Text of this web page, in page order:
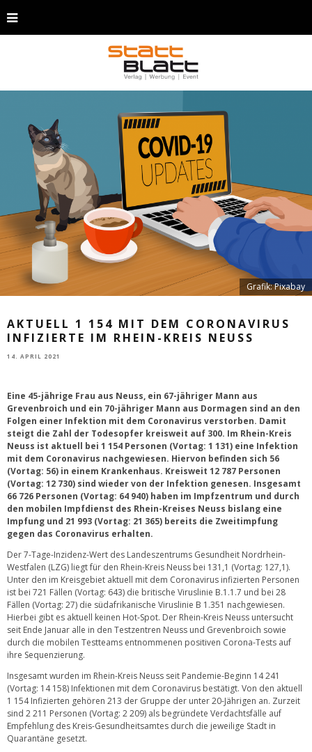
Grafik: Pixabay
AKTUELL 1 154 MIT DEM CORONAVIRUS
INFIZIERTE IM RHEIN-KREIS NEUSS
14. APRIL 2021
Eine 45-jährige Frau aus Neuss, ein 67-jähriger Mann aus
Grevenbroich und ein 70-jähriger Mann aus Dormagen sind an den
Folgen einer Infektion mit dem Coronavirus verstorben. Damit
steigt die Zahl der Todesopfer kreisweit auf 300. Im Rhein-Kreis
Neuss ist aktuell bei 1 154 Personen (Vortag: 1 131) eine Infektion
mit dem Coronavirus nachgewiesen. Hiervon befinden sich 56
(Vortag: 56) in einem Krankenhaus. Kreisweit 12 787 Personen
(Vortag: 12 730) sind wieder von der Infektion genesen. Insgesamt
66 726 Personen (Vortag: 64 940) haben im Impfzentrum und durch
den mobilen Impfdienst des Rhein-Kreises Neuss bislang eine
Impfung und 21 993 (Vortag: 21 365) bereits die Zweitimpfung
gegen das Coronavirus erhalten.
Der 7-Tage-Inzidenz-Wert des Landeszentrums Gesundheit Nordrhein-
Westfalen (LZG) liegt für den Rhein-Kreis Neuss bei 131,1 (Vortag: 127,1).
Unter den im Kreisgebiet aktuell mit dem Coronavirus infizierten Personen
ist bei 721 Fällen (Vortag: 643) die britische Viruslinie B.1.1.7 und bei 28
Fällen (Vortag: 27) die südafrikanische Viruslinie B 1.351 nachgewiesen.
Hierbei gibt es aktuell keinen Hot-Spot. Der Rhein-Kreis Neuss untersucht
seit Ende Januar alle in den Testzentren Neuss und Grevenbroich sowie
durch die mobilen Testteams entnommenen positiven Corona-Tests auf
ihre Sequenzierung.
Insgesamt wurden im Rhein-Kreis Neuss seit Pandemie-Beginn 14 241
(Vortag: 14 158) Infektionen mit dem Coronavirus bestätigt. Von den aktuell
1 154 Infizierten gehören 213 der Gruppe der unter 20-Jährigen an. Zurzeit
sind 2 211 Personen (Vortag: 2 209) als begründete Verdachtsfälle auf
Empfehlung des Kreis-Gesundheitsamtes durch die jeweilige Stadt in
Quarantäne gesetzt.